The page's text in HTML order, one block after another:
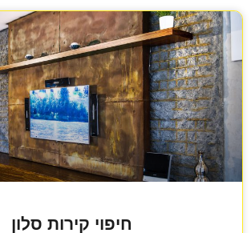
חיפוי קירות סלון